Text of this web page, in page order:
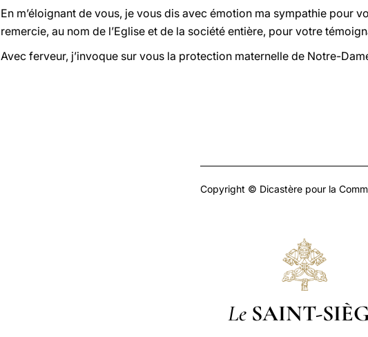
En m’éloignant de vous, je vous dis avec émotion ma sympathie pour
remercie, au nom de l’Eglise et de la société entière, pour votre
Avec ferveur, j’invoque sur vous la protection maternelle de Notre-
Copyright © Dicastère pour la
Le SAINT-